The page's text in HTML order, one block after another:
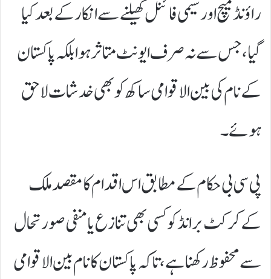
راؤنڈ میچ اور سیمی فائنل کھیلنے سے انکار کے بعد کیا
گیا، جس سے نہ صرف ایونٹ متاثر ہوا بلکہ پاکستان
کے نام کی بین الاقوامی ساکھ کو بھی خدشات لاحق
ہوئے۔
پی سی بی حکام کے مطابق اس اقدام کا مقصد ملک
کے کرکٹ برانڈ کو کسی بھی تنازع یا منفی صورتحال
سے محفوظ رکھنا ہے، تاکہ پاکستان کا نام بین الاقوامی